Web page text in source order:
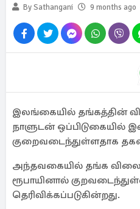
By Sathangani
9 months ago
இலங்கையில் தங்கத்தின்
நாளுடன் ஒப்பிடுகையில்
குறைவடைந்துள்ளதாக
அந்தவகையில் தங்க
ரூபாயினால்
தெரிவிக்கப்படுகின்றது.